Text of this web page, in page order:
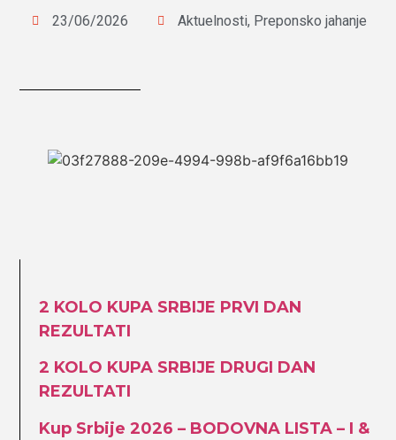
23/06/2026 Aktuelnosti, Preponsko jahanje
2 KOLO KUPA SRBIJE PRVI DAN
REZULTATI
2 KOLO KUPA SRBIJE DRUGI DAN
REZULTATI
Kup Srbije 2026 – BODOVNA LISTA – I &